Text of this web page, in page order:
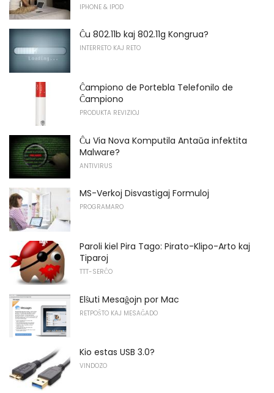
IPHONE & IPOD
Ĉu 802.11b kaj 802.11g Kongrua?
INTERRETO KAJ RETO
Ĉampiono de Portebla Telefonilo de
Ĉampiono
PRODUKTA REVIZIOJ
Ĉu Via Nova Komputila Antaŭa infektita
Malware?
ANTIVIRUS
MS-Verkoj Disvastigaj Formuloj
PROGRAMARO
Paroli kiel Pira Tago: Pirato-Klipo-Arto kaj
Tiparoj
TTT-SERĈO
Elŝuti Mesaĝojn por Mac
RETPOŜTO KAJ MESAĜADO
Kio estas USB 3.0?
VINDOZO